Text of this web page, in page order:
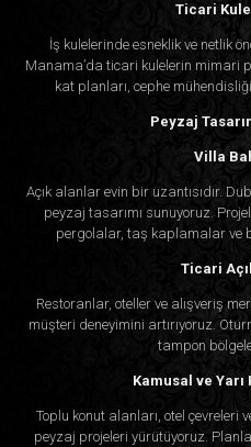
Ticari Kule
İş kulelerinde esneklik ve netlik
Manama’da ticari kulelerin mimari
kat planları, cephe
Peyzaj
Villa
Açık alanlar evin bir uzantısıdır.
peyzaj tasarımı sunuyoruz.
pergolalar, taş kaplamalar ve
Ticari
Restoranlar, oteller ve alışveriş
müşteri deneyimini artırıyoruz.
tampon
Kamusal ve
Toplu konut alanları, otel çevreleri
peyzaj projeleri yürütüyoruz.